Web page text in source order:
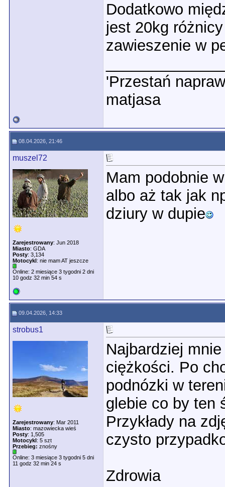
Dodatkowo
jest 20kg
zawieszenie w
'Przestań
matjasa
08.04.2026, 21:46
muszel72
Zarejestrowany: Jun 2018
Miasto: GDA
Posty: 3,134
Motocykl: nie mam AT jeszcze
Online: 2 miesiące 3 tygodni 2 dni
10 godz 32 min 54 s
Mam podobnie
albo aż tak jak
dziury w dupie
09.04.2026, 14:33
strobus1
Zarejestrowany: Mar 2011
Miasto: mazowiecka wieś
Posty: 1,505
Motocykl: 5 szt
Przebieg: znośny
Online: 3 miesiące 3 tygodni 5 dni
11 godz 32 min 24 s
Najbardziej
ciężkości. Po
podnózki w
glebie co by ten
Przykłady na
czysto
Zdrowia